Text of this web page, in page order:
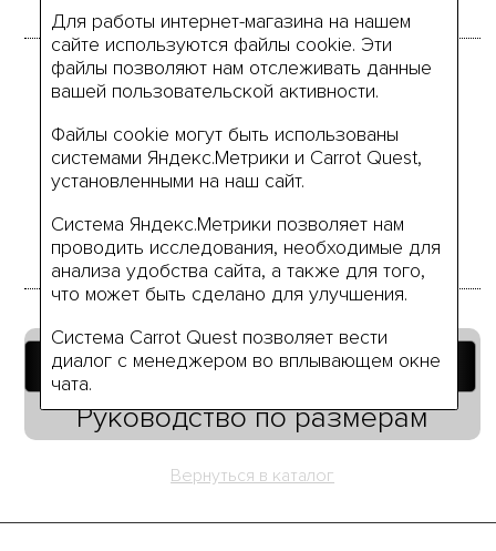
Размеры
44
48 52
Добавить в корзину
Руководство по размерам
Вернуться в каталог
Для работы интернет-магазина на нашем
сайте используются файлы cookie. Эти
файлы позволяют нам отслеживать данные
вашей пользовательской активности.
Файлы cookie могут быть использованы
системами Яндекс.Метрики и Carrot Quest,
установленными на наш сайт.
Система Яндекс.Метрики позволяет нам
проводить исследования, необходимые для
анализа удобства сайта, а также для того,
что может быть сделано для улучшения.
Система Carrot Quest позволяет вести
диалог с менеджером во вплывающем окне
чата.
Нажимая на кнопку «Я согласен» вы даёте
персональных данных (или данных вашей
обработку ваших персональных данные в